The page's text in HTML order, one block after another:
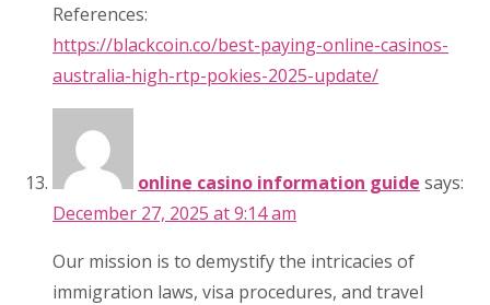
References:
https://blackcoin.co/best-paying-online-casinos-
australia-high-rtp-pokies-2025-update/
online casino information guide says:
December 27, 2025 at 9:14 am
Our mission is to demystify the intricacies of
immigration laws, visa procedures, and travel